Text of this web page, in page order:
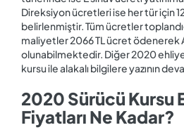
Direksiyon ücretleri ise her tür için
belirlenmiştir. Tüm ücretler
maliyetler 2066 TL ücret ödenerek
olunabilmektedir. Diğer 2020
kursu ile alakalı bilgilere yazının
2020 Sürücü Kursu
Fiyatları Ne Kadar?